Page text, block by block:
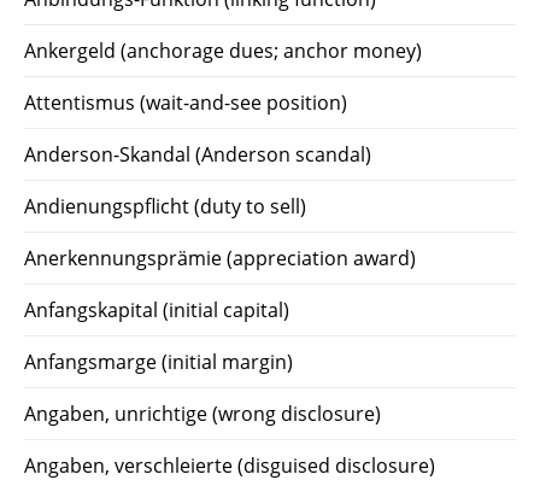
Ankergeld (anchorage dues; anchor money)
Attentismus (wait-and-see position)
Anderson-Skandal (Anderson scandal)
Andienungspflicht (duty to sell)
Anerkennungsprämie (appreciation award)
Anfangskapital (initial capital)
Anfangsmarge (initial margin)
Angaben, unrichtige (wrong disclosure)
Angaben, verschleierte (disguised disclosure)